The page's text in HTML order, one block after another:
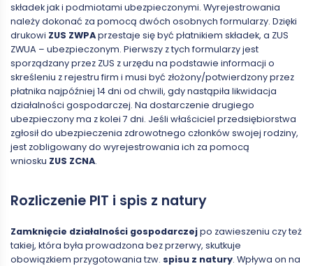
składek jak i podmiotami ubezpieczonymi. Wyrejestrowania
należy dokonać za pomocą dwóch osobnych formularzy. Dzięki
drukowi ZUS ZWPAprzestaje się być płatnikiem składek, a ZUS
ZWUA – ubezpieczonym. Pierwszy z tych formularzy jest
sporządzany przez ZUS z urzędu na podstawie informacji o
skreśleniu z rejestru firm i musi być złożony/potwierdzony przez
płatnika najpóźniej 14 dni od chwili, gdy nastąpiła likwidacja
działalności gospodarczej. Na dostarczenie drugiego
ubezpieczony ma z kolei 7 dni. Jeśli właściciel przedsiębiorstwa
zgłosił do ubezpieczenia zdrowotnego członków swojej rodziny,
jest zobligowany do wyrejestrowania ich za pomocą
wniosku ZUS ZCNA.
Rozliczenie PIT i spis z natury
Zamknięcie działalności gospodarczejpo zawieszeniu czy też
takiej, która była prowadzona bez przerwy, skutkuje
obowiązkiem przygotowania tzw. spisu z natury. Wpływa on na